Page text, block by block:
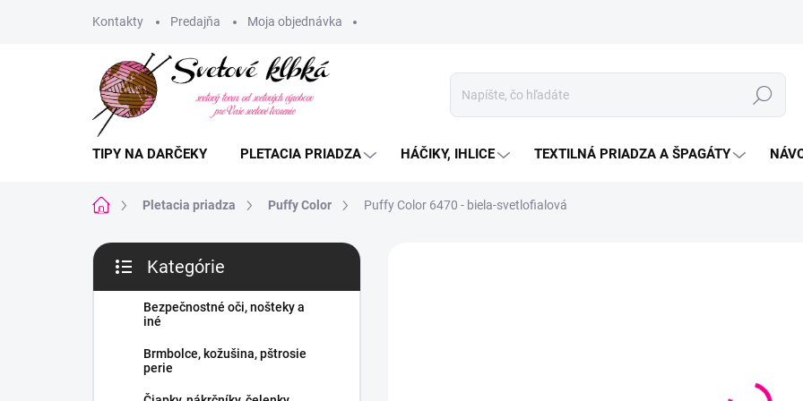
Kontakty Predajňa Moja objednávka
Hľadať
TIPY NA DARČEKY PLETACIA PRIADZA HÁČIKY, IHLICE TEXTILNÁ PRIADZA A ŠPAGÁTY
DomovPletacia priadza Puffy Color Puffy Color 6470 - biela-svetlofialová
B
č
kategórie
Kategórie
Bezpečnostné oči, nošteky a
iné
Brmbolce, kožušina, pštrosie
perie